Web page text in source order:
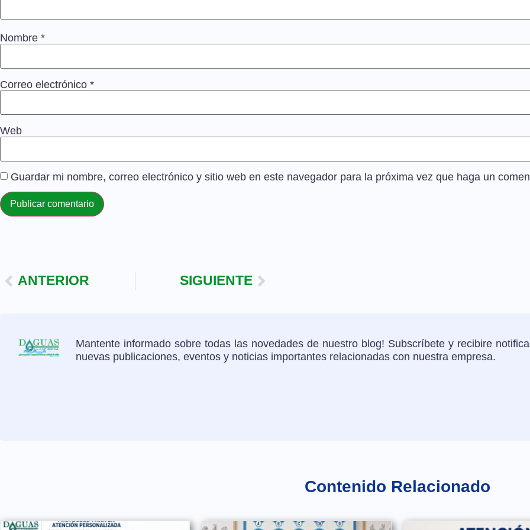
Nombre *
Correo electrónico *
Web
Guardar mi nombre, correo electrónico y sitio web en este navegador para la próxima vez que haga un
ANTERIOR SIGUIENTE
Mantente informado sobre todas las novedades de nuestro blog! Subscríbete y recibire
nuevas publicaciones, eventos y noticias importantes relacionadas con nuestra empresa.
Contenido Relacionado